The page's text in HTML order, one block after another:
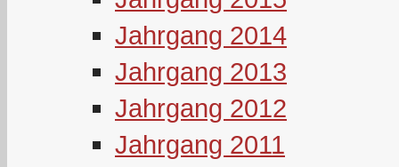
Jahrgang 2014
Jahrgang 2013
Jahrgang 2012
Jahrgang 2011